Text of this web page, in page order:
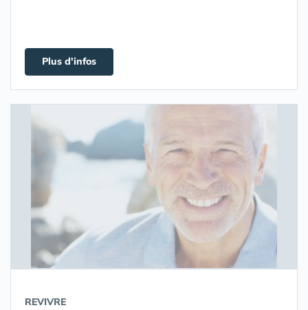
Plus d'infos
REVIVRE